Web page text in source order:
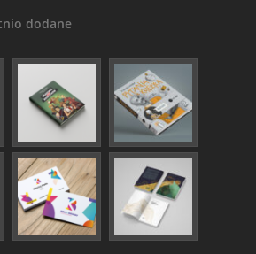
dodane